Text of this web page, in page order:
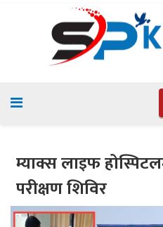
म्याक्स लाइफ
परीक्षण शिविर